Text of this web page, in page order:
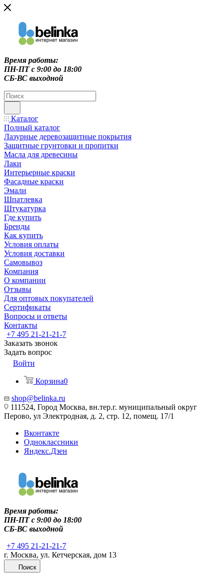
Время работы:
ПН-ПТ c 9:00 до 18:00
СБ-ВС выходной
Каталог
Полный каталог
Лазурные деревозащитные покрытия
Защитные грунтовки и пропитки
Масла для древесины
Лаки
Интерьерные краски
Фасадные краски
Эмали
Шпатлевка
Штукатурка
Где купить
Бренды
Как купить
Условия оплаты
Условия доставки
Самовывоз
Компания
О компании
Отзывы
Для оптовых покупателей
Сертификаты
Вопросы и ответы
Контакты
+7 495 21-21-21-7
Заказать звонок
Задать вопрос
Войти
Корзина0
shop@belinka.ru
111524, Город Москва, вн.тер.г. муниципальный округ
Перово, ул Электродная, д. 2, стр. 12, помещ. 17/1
Вконтакте
Одноклассники
Яндекс.Дзен
Время работы:
ПН-ПТ c 9:00 до 18:00
СБ-ВС выходной
+7 495 21-21-21-7
г. Москва, ул. Кетчерская, дом 13
Поиск